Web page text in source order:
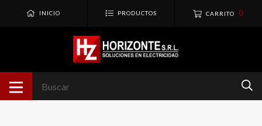
INICIO PRODUCTOS CARRITO 0